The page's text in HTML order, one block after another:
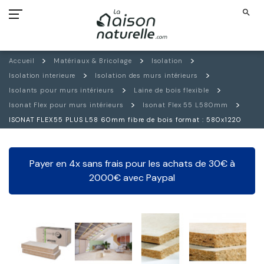
search
Accueil Matériaux & Bricolage
Isolation
Isolation interieure
Isolation des murs intérieurs
Isolants pour murs intérieurs
Laine de bois flexible
Isonat Flex pour murs intérieurs
Isonat Flex 55 L580mm
ISONAT FLEX55 PLUS L58 60mm fibre de bois format : 580x1220
Payer en 4x sans frais pour les achats de 30€ à
2000€ avec Paypal